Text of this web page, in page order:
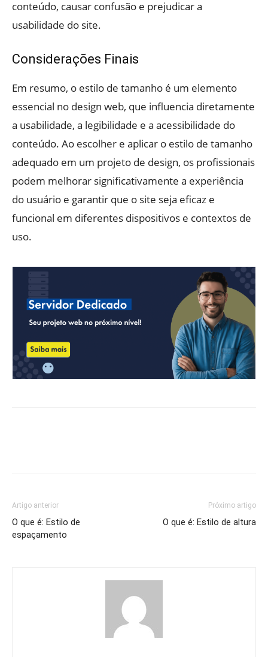
conteúdo, causar confusão e prejudicar a
usabilidade do site.
Considerações Finais
Em resumo, o estilo de tamanho é um elemento
essencial no design web, que influencia diretamente
a usabilidade, a legibilidade e a acessibilidade do
conteúdo. Ao escolher e aplicar o estilo de tamanho
adequado em um projeto de design, os profissionais
podem melhorar significativamente a experiência
do usuário e garantir que o site seja eficaz e
funcional em diferentes dispositivos e contextos de
uso.
Artigo anterior
O que é: Estilo de
espaçamento
Próximo artigo
O que é: Estilo de altura